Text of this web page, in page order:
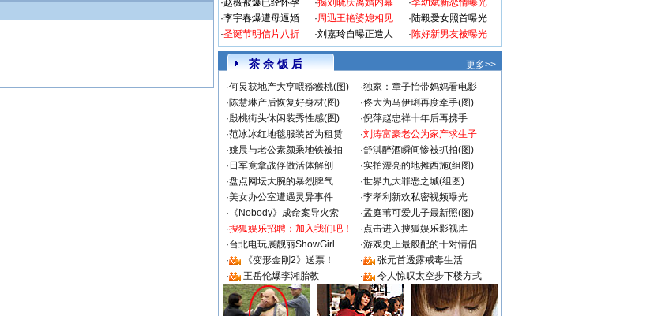
·赵薇被爆已经怀孕
·李宇春爆遭母逼婚
·圣诞节明信片八折
·揭刘晓庆离婚内幕
·周迅王艳婆媳相见
·刘嘉玲自曝正造人
·李幼斌新恋情曝光
·陆毅爱女照首曝光
·陈好新男友被曝光
茶 余 饭 后
更多>>
·何炅获地产大亨喂猕猴桃(图) ·独家：章子怡带妈妈看电影
·陈慧琳产后恢复好身材(图) ·佟大为马伊琍再度牵手(图)
·殷桃街头休闲装秀性感(图) ·倪萍赵忠祥十年后再携手
·范冰冰红地毯服装皆为租赁 ·刘涛富豪老公为家产求生子
·姚晨与老公素颜乘地铁被拍 ·舒淇醉酒瞬间惨被抓拍(图)
· 日军竟拿战俘做活体解剖 ·实拍漂亮的地摊西施(组图)
·盘点网坛大腕的暴烈脾气 ·世界九大罪恶之城(组图)
·美女办公室遭遇灵异事件 ·李孝利新欢私密视频曝光
· 《Nobody》成命案导火索 ·孟庭苇可爱儿子最新照(图)
·搜狐娱乐招聘：加入我们吧！ ·点击进入搜狐娱乐影视库
·台北电玩展靓丽ShowGirl ·游戏史上最般配的十对情侣
·
《变形金刚2》送票！ ·
张元首透露戒毒生活
·
王岳伦爆李湘胎教 · 令人惊叹太空步下楼方式